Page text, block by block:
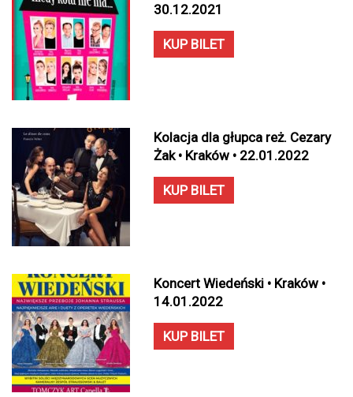
30.12.2021
KUP BILET
Kolacja dla głupca reż. Cezary
Żak • Kraków • 22.01.2022
KUP BILET
Koncert Wiedeński • Kraków •
14.01.2022
KUP BILET